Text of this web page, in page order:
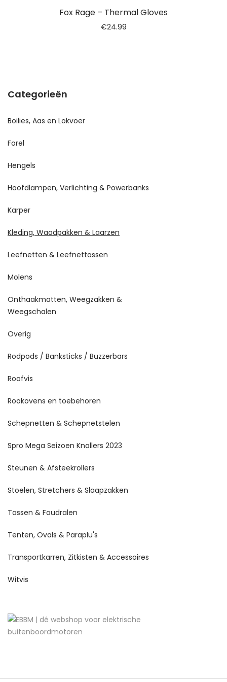
Fox Rage – Thermal Gloves
€24.99
Categorieën
Boilies, Aas en Lokvoer
Forel
Hengels
Hoofdlampen, Verlichting & Powerbanks
Karper
Kleding, Waadpakken & Laarzen
Leefnetten & Leefnettassen
Molens
Onthaakmatten, Weegzakken &
Weegschalen
Overig
Rodpods / Banksticks / Buzzerbars
Roofvis
Rookovens en toebehoren
Schepnetten & Schepnetstelen
Spro Mega Seizoen Knallers 2023
Steunen & Afsteekrollers
Stoelen, Stretchers & Slaapzakken
Tassen & Foudralen
Tenten, Ovals & Paraplu's
Transportkarren, Zitkisten & Accessoires
Witvis